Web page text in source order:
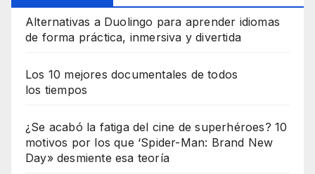
Alternativas a Duolingo para aprender idiomas
de forma práctica, inmersiva y divertida
Los 10 mejores documentales de todos
los tiempos
¿Se acabó la fatiga del cine de superhéroes? 10
motivos por los que ‘Spider-Man: Brand New
Day» desmiente esa teoría